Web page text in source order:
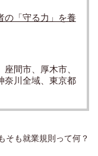
の「守る力」を養
間市、厚木市、
奈川全域、東京都
そも就業規則って何？